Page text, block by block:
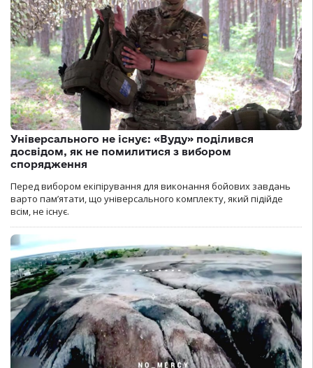
Універсального не існує: «Вуду» поділився
досвідом, як не помилитися з вибором
спорядження
Перед вибором екіпірування для виконання бойових завдань
варто пам’ятати, що універсального комплекту, який підійде
всім, не існує.